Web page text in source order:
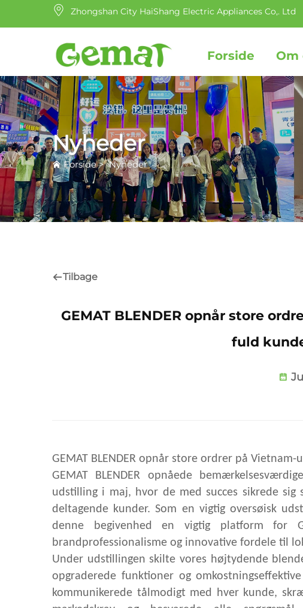
Zhongshan City HaiShang Electric Appliances Co,. Ltd
Forside Om
Nyheder
Forside>Nyheder
Tilbage
GEMAT BLENDER opnår store
fuld
GEMAT BLENDER opnår store ordrer på
GEMAT BLENDER opnåede
udstilling i maj, hvor de med succes sikrede
deltagende kunder. Som en vigtig oversøisk
denne begivenhed en vigtig platform for
brandprofessionalisme og innovative fordele til
Under udstillingen skilte vores højtydende
opgraderede funktioner og
kommunikerede tålmodigt med hver kunde,